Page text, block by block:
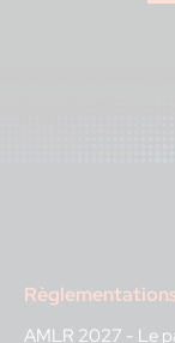
AMLR 2027 - Le